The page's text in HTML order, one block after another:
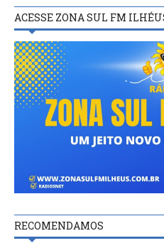
ACESSE ZONA SUL FM
RECOMENDAMOS